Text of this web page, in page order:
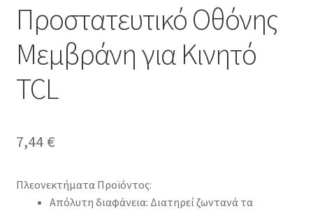
Προστατευτικό Οθόνης
Μεμβράνη για Κινητό
TCL
7,44 €
Πλεονεκτήματα Προϊόντος:
Απόλυτη διαφάνεια: Διατηρεί ζωντανά τα